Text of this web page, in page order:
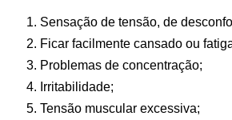
Sensação de tensão, de
Ficar facilmente cansado ou
Problemas de concentração;
Irritabilidade;
Tensão muscular excessiva;